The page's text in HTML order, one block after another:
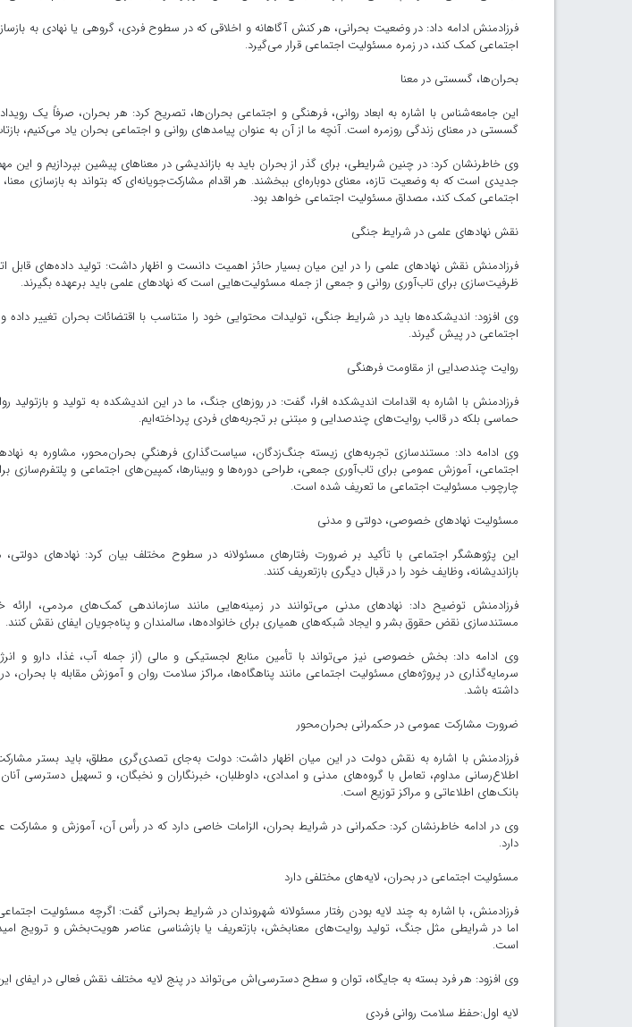
فرزادمنش ادامه داد: در وضعیت بحرانی، هر کنش آگاهانه و اخلاقی که در سطوح فردی، گروهی یا نهادی به
اجتماعی کمک کند، در زمره مسئولیت اجتماعی قرار می‌گیرد.
بحران‌ها، گسستی در معنا
این جامعه‌شناس با اشاره به ابعاد روانی، فرهنگی و اجتماعی بحران‌ها، تصریح کرد: هر بحران، صرفاً یک
گسستی در معنای زندگی روزمره است. آنچه ما از آن به عنوان پیامدهای روانی و اجتماعی بحران یاد می‌کنیم،
وی خاطرنشان کرد: در چنین شرایطی، برای گذر از بحران باید به بازاندیشی در معناهای پیشین بپردازیم و این
جدیدی است که به وضعیت تازه، معنای دوباره‌ای ببخشند. هر اقدام مشارکت‌جویانه‌ای که بتواند به بازسازی
اجتماعی کمک کند، مصداق مسئولیت اجتماعی خواهد بود.
نقش نهادهای علمی در شرایط جنگی
فرزادمنش نقش نهادهای علمی را در این میان بسیار حائز اهمیت دانست و اظهار داشت: تولید داده‌های قابل
ظرفیت‌سازی برای تاب‌آوری روانی و جمعی از جمله مسئولیت‌هایی است که نهادهای علمی باید برعهده بگیرند.
وی افزود: اندیشکده‌ها باید در شرایط جنگی، تولیدات محتوایی خود را متناسب با اقتضائات بحران تغییر داده
اجتماعی در پیش گیرند.
روایت چندصدایی از مقاومت فرهنگی
فرزادمنش با اشاره به اقدامات اندیشکده افرا، گفت: در روزهای جنگ، ما در این اندیشکده به تولید و
حماسی بلکه در قالب روایت‌های چندصدایی و مبتنی بر تجربه‌های فردی پرداخته‌ایم.
وی ادامه داد: مستندسازی تجربه‌های زیسته جنگ‌زدگان، سیاست‌گذاری فرهنگیِ بحران‌محور، مشاوره به
اجتماعی، آموزش عمومی برای تاب‌آوری جمعی، طراحی دوره‌ها و وبینارها، کمپین‌های اجتماعی و پلتفرم‌سازی
چارچوب مسئولیت اجتماعی ما تعریف شده است.
مسئولیت نهادهای خصوصی، دولتی و مدنی
این پژوهشگر اجتماعی با تأکید بر ضرورت رفتارهای مسئولانه در سطوح مختلف بیان کرد: نهادهای
بازاندیشانه، وظایف خود را در قبال دیگری بازتعریف کنند.
فرزادمنش توضیح داد: نهادهای مدنی می‌توانند در زمینه‌هایی مانند سازماندهی کمک‌های مردمی،
مستندسازی نقض حقوق بشر و ایجاد شبکه‌های همیاری برای خانواده‌ها، سالمندان و پناه‌جویان ایفای نقش کنند.
وی ادامه داد: بخش خصوصی نیز می‌تواند با تأمین منابع لجستیکی و مالی (از جمله آب، غذا، دارو و
سرمایه‌گذاری در پروژه‌های مسئولیت اجتماعی مانند پناهگاه‌ها، مراکز سلامت روان و آموزش مقابله با
داشته باشد.
ضرورت مشارکت عمومی در حکمرانی بحران‌محور
فرزادمنش با اشاره به نقش دولت در این میان اظهار داشت: دولت به‌جای تصدی‌گری مطلق، باید بستر
اطلاع‌رسانی مداوم، تعامل با گروه‌های مدنی و امدادی، داوطلبان، خبرنگاران و نخبگان، و تسهیل دسترسی
بانک‌های اطلاعاتی و مراکز توزیع است.
وی در ادامه خاطرنشان کرد: حکمرانی در شرایط بحران، الزامات خاصی دارد که در رأس آن، آموزش و مشارکت
دارد.
مسئولیت اجتماعی در بحران، لایه‌های مختلفی دارد
فرزادمنش، با اشاره به چند لایه بودن رفتار مسئولانه شهروندان در شرایط بحرانی گفت: اگرچه مسئولیت
اما در شرایطی مثل جنگ، تولید روایت‌های معنابخش، بازتعریف یا بازشناسی عناصر هویت‌بخش و ترویج
است.
وی افزود: هر فرد بسته به جایگاه، توان و سطح دسترسی‌اش می‌تواند در پنج لایه مختلف نقش فعالی در ایفای
لایه اول:حفظ سلامت روانی فردی